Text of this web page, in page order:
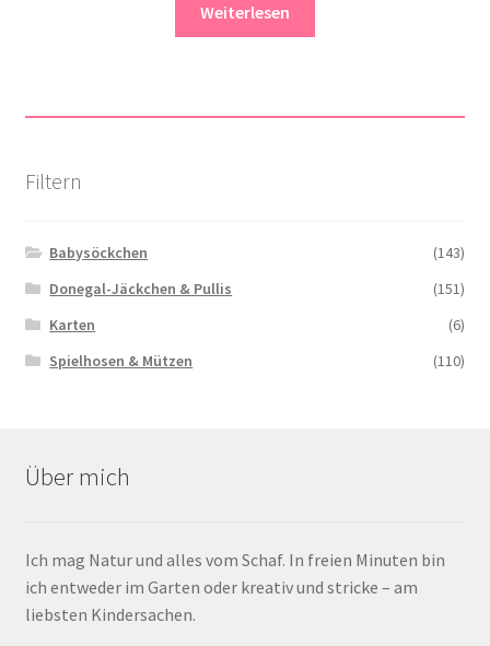
Weiterlesen
Filtern
Babysöckchen
(143)
Donegal-Jäckchen & Pullis
(151)
Karten
(6)
Spielhosen & Mützen
(110)
Über mich
Ich mag Natur und alles vom Schaf. In freien Minuten bin
ich entweder im Garten oder kreativ und stricke – am
liebsten Kindersachen.